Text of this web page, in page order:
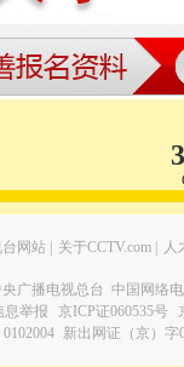
网站 关于CCTV.com 人
央广播电视总台 中国网络
息举报
京ICP证060535号
新出网证（京）